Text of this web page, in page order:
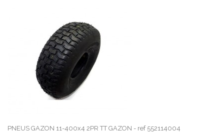
PNEUS GAZON 11-400x4 2PR TT GAZON - ref 552114004